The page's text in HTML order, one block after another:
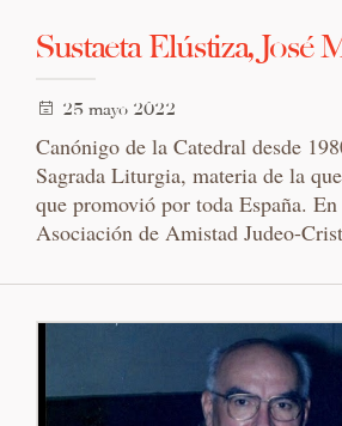
Sustaeta Elústiza, José
25 mayo 2022
Canónigo de la Catedral desde
Sagrada Liturgia, materia de la
que promovió por toda España.
Asociación de Amistad Judeo-